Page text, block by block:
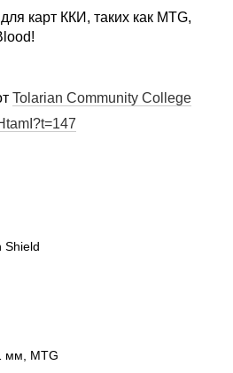
карт ККИ, таких как MTG,
Tolarian Community College
Shield
мм, MTG